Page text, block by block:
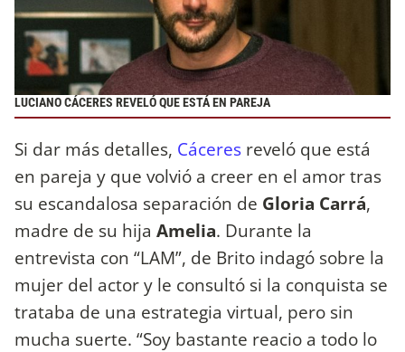
LUCIANO CÁCERES REVELÓ QUE ESTÁ EN PAREJA
Si dar más detalles, Cáceres reveló que está
en pareja y que volvió a creer en el amor tras
su escandalosa separación de Gloria Carrá,
madre de su hija Amelia. Durante la
entrevista con “LAM”, de Brito indagó sobre la
mujer del actor y le consultó si la conquista se
trataba de una estrategia virtual, pero sin
mucha suerte. “Soy bastante reacio a todo lo